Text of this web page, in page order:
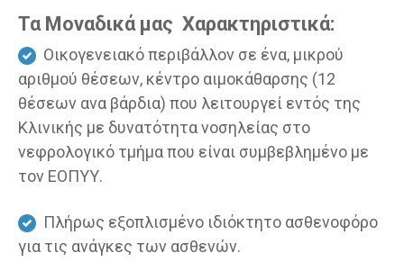
Τα Μοναδικά μας Χαρακτηριστικά:
Οικογενειακό περιβάλλον σε ένα, μικρού
αριθμού θέσεων, κέντρο αιμοκάθαρσης (12
θέσεων ανα βάρδια) που λειτουργεί εντός της
Κλινικής με δυνατότητα νοσηλείας στο
νεφρολογικό τμήμα που είναι συμβεβλημένο με
τον ΕΟΠΥΥ.
Πλήρως εξοπλισμένο ιδιόκτητο ασθενοφόρο
για τις ανάγκες των ασθενών.